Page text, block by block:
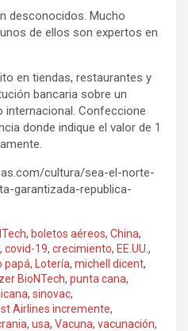
desconocidos. Mucho
de ellos son expertos en
en tiendas, restaurantes y
bancaria sobre un
internacional. Confeccione
donde indique el valor de 1
cultura/sea-el-norte-
garantizada-republica-
, boletos aéreos, China,
, covid-19, crecimiento, EE.UU. ,
papá, Lotería, michell dicent,
BioNTech, punta cana,
, sinovac,
Airlines incremente,
, usa, Vacuna, vacunación,